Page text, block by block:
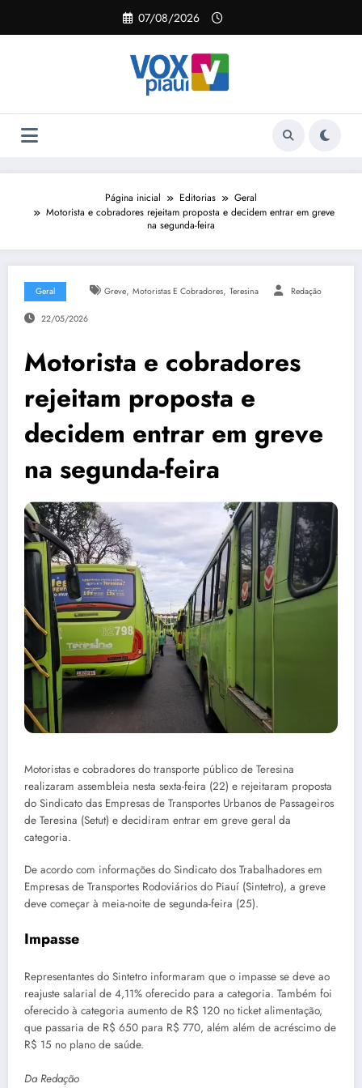
o
07/08/2026
Página inicial Editorias
Geral
Motorista e cobradores rejeitam proposta e decidem entrar em greve
na segunda-feira
Geral Greve, Motoristas E Cobradores, Teresina Redação
22/05/2026
Motorista e cobradores
rejeitam proposta e
decidem entrar em greve
na segunda-feira
Motoristas e cobradores do transporte público de Teresina
realizaram assembleia nesta sexta-feira (22) e rejeitaram proposta
do Sindicato das Empresas de Transportes Urbanos de Passageiros
de Teresina (Setut) e decidiram entrar em greve geral da
categoria.
De acordo com informações do Sindicato dos Trabalhadores em
Empresas de Transportes Rodoviários do Piauí (Sintetro), a greve
deve começar à meia-noite de segunda-feira (25).
Impasse
Representantes do Sintetro informaram que o impasse se deve ao
reajuste salarial de 4,11% oferecido para a categoria. Também foi
oferecido à categoria aumento de R$ 120 no ticket alimentação,
que passaria de R$ 650 para R$ 770, além além de acréscimo de
R$ 15 no plano de saúde.
Da Redação